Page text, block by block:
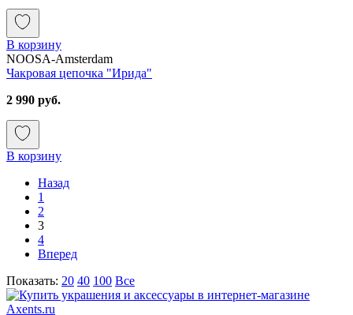
В корзину
NOOSA-Amsterdam
Чакровая цепочка "Ирида"
2 990 руб.
В корзину
Назад
1
2
3
4
Вперед
Показать: 20 40 100 Все